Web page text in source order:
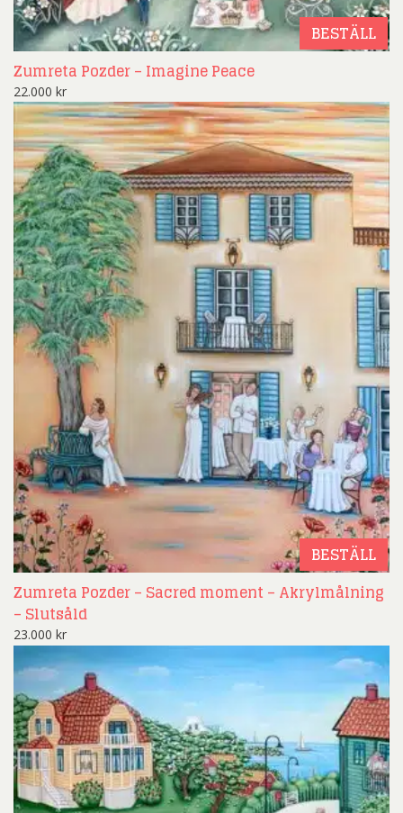
BESTÄLL
Zumreta Pozder – Imagine Peace
22.000 kr
BESTÄLL
Zumreta Pozder – Sacred moment – Akrylmålning
– Slutsåld
23.000 kr